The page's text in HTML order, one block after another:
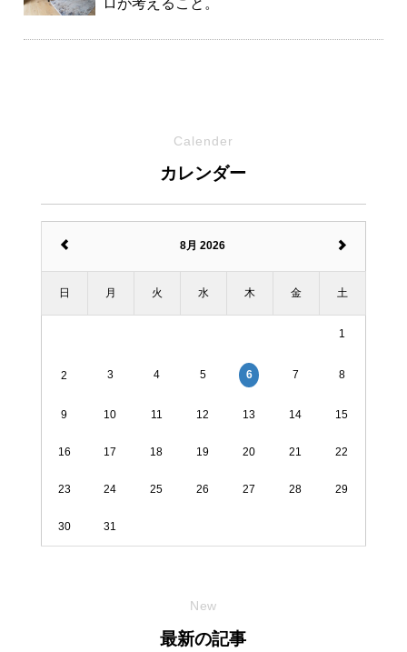
Calender
カレンダー
8月 2026
日 月 火 水 木 金 土
1
2 3 4 5 6 7 8
9 10 11 12 13 14 15
16 17 18 19 20 21 22
23 24 25 26 27 28 29
30 31
New
最新の記事